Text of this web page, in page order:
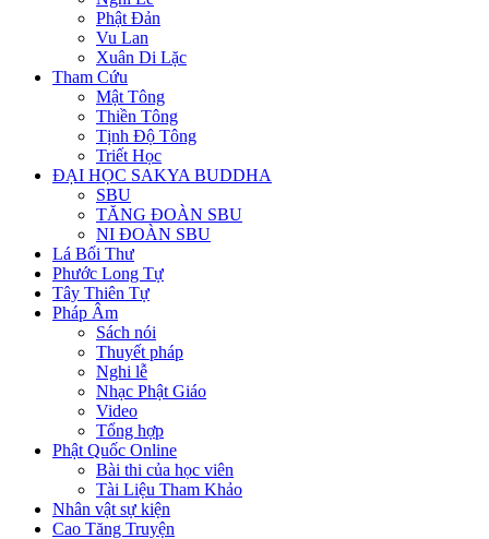
Phật Đản
Vu Lan
Xuân Di Lặc
Tham Cứu
Mật Tông
Thiền Tông
Tịnh Độ Tông
Triết Học
ĐẠI HỌC SAKYA BUDDHA
SBU
TĂNG ĐOÀN SBU
NI ĐOÀN SBU
Lá Bối Thư
Phước Long Tự
Tây Thiên Tự
Pháp Âm
Sách nói
Thuyết pháp
Nghi lễ
Nhạc Phật Giáo
Video
Tổng hợp
Phật Quốc Online
Bài thi của học viên
Tài Liệu Tham Khảo
Nhân vật sự kiện
Cao Tăng Truyện